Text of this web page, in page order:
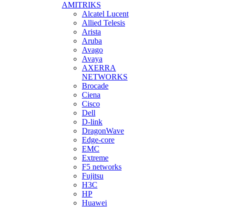
AMITRIKS
Alcatel Lucent
Allied Telesis
Arista
Aruba
Avago
Avaya
AXERRA
NETWORKS
Brocade
Ciena
Cisco
Dell
D-link
DragonWave
Edge-core
EMC
Extreme
F5 networks
Fujitsu
H3С
HP
Huawei